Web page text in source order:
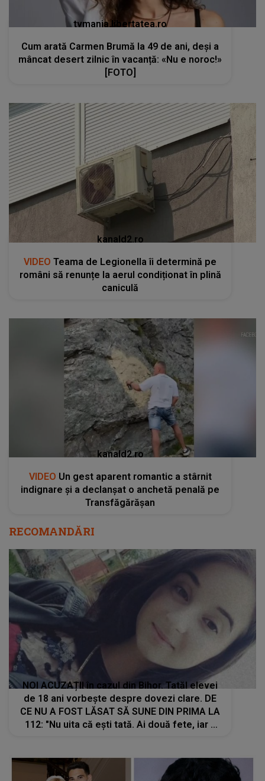
tvmania.libertatea.ro
Cum arată Carmen Brumă la 49 de ani, deși a
mâncat desert zilnic în vacanță: «Nu e noroc!»
[FOTO]
kanald2.ro
VIDEO Teama de Legionella îi determină pe
români să renunțe la aerul condiționat în plină
caniculă
kanald2.ro
VIDEO Un gest aparent romantic a stârnit
indignare și a declanșat o anchetă penală pe
Transfăgărășan
RECOMANDĂRI
NOI ACUZAȚII în cazul din Bihor. Tatăl elevei
de 18 ani vorbește despre dovezi clare. DE
CE NU A FOST LĂSAT SĂ SUNE DIN PRIMA LA
112: "Nu uita că ești tată. Ai două fete, iar a